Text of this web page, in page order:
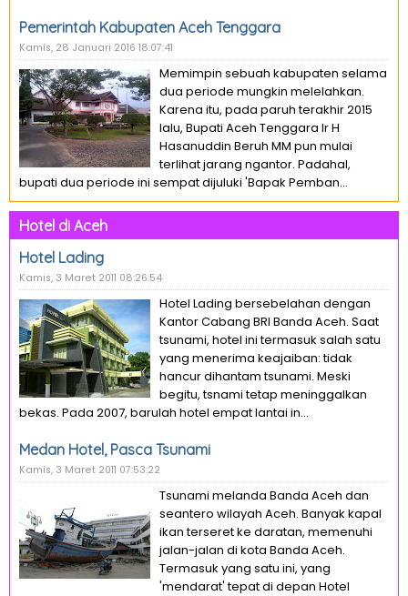
Pemerintah Kabupaten Aceh Tenggara
Kamis, 28 Januari 2016 18:07:41
Memimpin sebuah kabupaten selama
dua periode mungkin melelahkan.
Karena itu, pada paruh terakhir 2015
lalu, Bupati Aceh Tenggara Ir H
Hasanuddin Beruh MM pun mulai
terlihat jarang ngantor. Padahal,
bupati dua periode ini sempat dijuluki 'Bapak Pemban...
Hotel di Aceh
Hotel Lading
Kamis, 3 Maret 2011 08:26:54
Hotel Lading bersebelahan dengan
Kantor Cabang BRI Banda Aceh. Saat
tsunami, hotel ini termasuk salah satu
yang menerima keajaiban: tidak
hancur dihantam tsunami. Meski
begitu, tsnami tetap meninggalkan
bekas. Pada 2007, barulah hotel empat lantai in...
Medan Hotel, Pasca Tsunami
Kamis, 3 Maret 2011 07:53:22
Tsunami melanda Banda Aceh dan
seantero wilayah Aceh. Banyak kapal
ikan terseret ke daratan, memenuhi
jalan-jalan di kota Banda Aceh.
Termasuk yang satu ini, yang
'mendarat' tepat di depan Hotel